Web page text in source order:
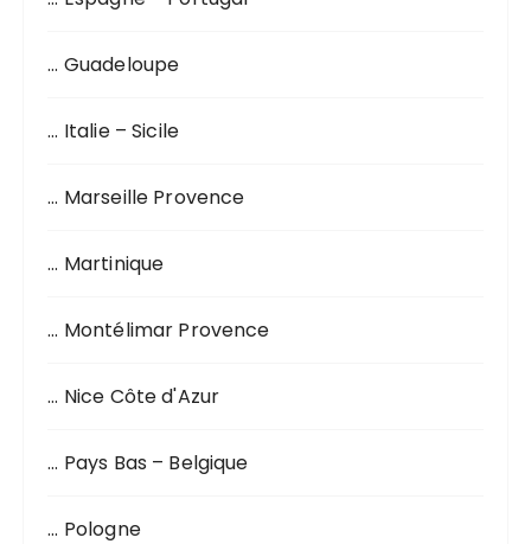
… Guadeloupe
… Italie – Sicile
… Marseille Provence
… Martinique
… Montélimar Provence
… Nice Côte d'Azur
… Pays Bas – Belgique
… Pologne